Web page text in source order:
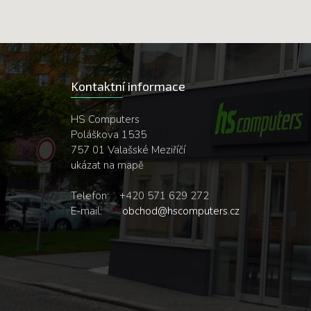
Kontaktní informace
HS Computers
Poláškova 1535
757 01 Valašské Meziříčí
ukázat na mapě
Telefon:
+420 571 629 272
E-mail:
obchod@hscomputers.cz